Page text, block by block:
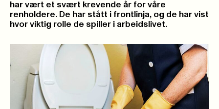
har vært et svært krevende år for våre
renholdere. De har stått i frontlinja, og de har vist
hvor viktig rolle de spiller i arbeidslivet.